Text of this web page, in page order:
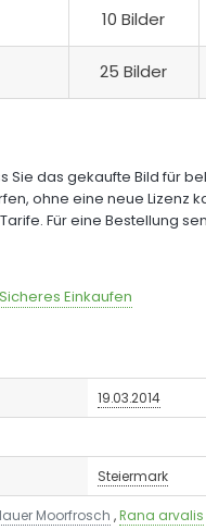
10 Bilder
25 Bilder
Sie das gekaufte Bild für
ohne eine neue Lizenz
Für eine Bestellung
Einkaufen
19.03.2014
Steiermark
Moorfrosch ,Rana arvalis